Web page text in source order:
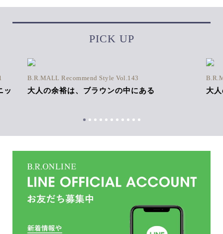
PICK UP
ッ
B.R.MALL Recommend Style Vol.143
大人の余裕は、ブラウンの中にある 大